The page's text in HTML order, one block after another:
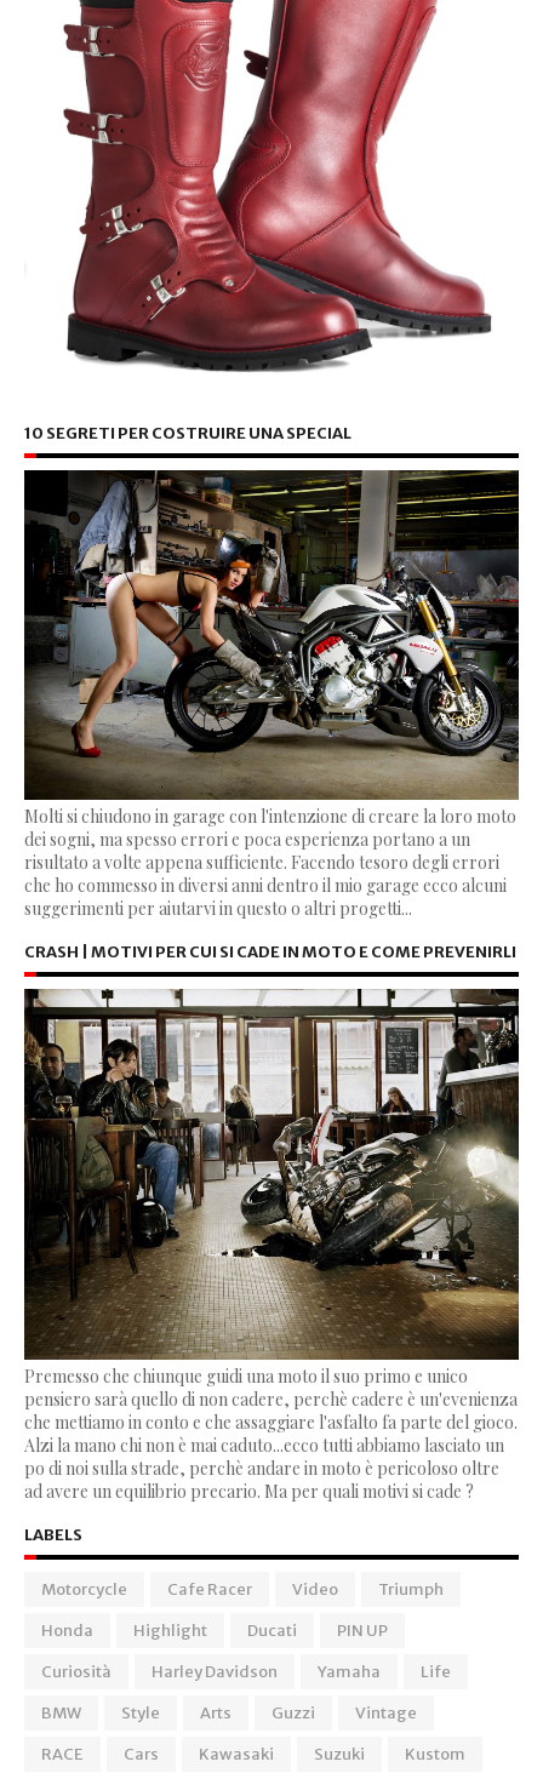
10 SEGRETI PER COSTRUIRE UNA SPECIAL
Molti si chiudono in garage con l'intenzione di creare la loro moto
dei sogni, ma spesso errori e poca esperienza portano a un
risultato a volte appena sufficiente. Facendo tesoro degli errori
che ho commesso in diversi anni dentro il mio garage ecco alcuni
suggerimenti per aiutarvi in questo o altri progetti...
CRASH | MOTIVI PER CUI SI CADE IN MOTO E COME PREVENIRLI
Premesso che chiunque guidi una moto il suo primo e unico
pensiero sarà quello di non cadere, perchè cadere è un'evenienza
che mettiamo in conto e che assaggiare l'asfalto fa parte del gioco.
Alzi la mano chi non è mai caduto...ecco tutti abbiamo lasciato un
po di noi sulla strade, perchè andare in moto è pericoloso oltre
ad avere un equilibrio precario. Ma per quali motivi si cade ?
LABELS
Motorcycle Cafe Racer Video
Triumph
Honda
Highlight Ducati
PIN UP
Curiosità
Harley Davidson Yamaha
Life
BMW
Style Arts Guzzi
Vintage
RACE
Cars Kawasaki Suzuki
Kustom